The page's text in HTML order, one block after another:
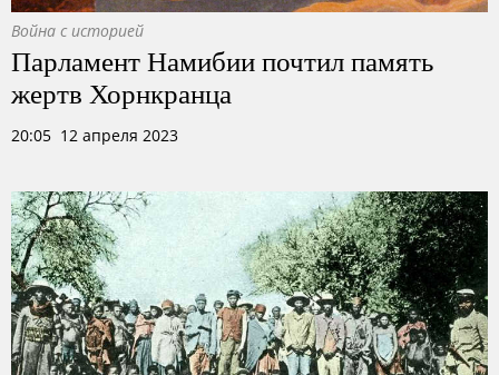
Война с историей
Парламент Намибии почтил память
жертв Хорнкранца
20:05 12 апреля 2023